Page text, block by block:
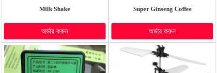
Milk Shake
অর্ডার করুন
Super Ginseng Coffee
অর্ডার করুন